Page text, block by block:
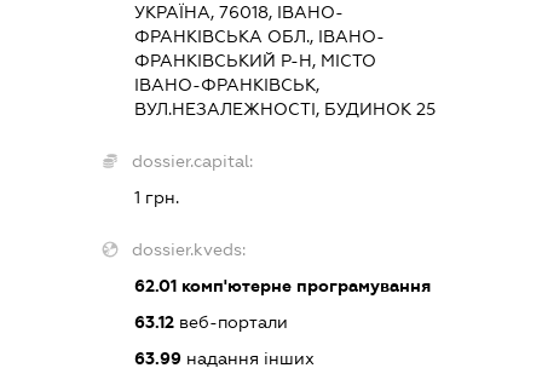
УКРАЇНА, 76018, ІВАНО-
ФРАНКІВСЬКА ОБЛ., ІВАНО-
ФРАНКІВСЬКИЙ Р-Н, МІСТО
ІВАНО-ФРАНКІВСЬК,
ВУЛ.НЕЗАЛЕЖНОСТІ, БУДИНОК 25
dossier.capital:
1 грн.
dossier.kveds:
62.01комп'ютерне програмування
63.12веб-портали
63.99надання інших